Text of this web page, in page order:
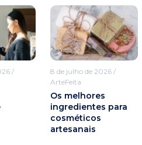
/
8 de julho de 2026 /
ArteFeita
Os melhores
ingredientes para
cosméticos
artesanais